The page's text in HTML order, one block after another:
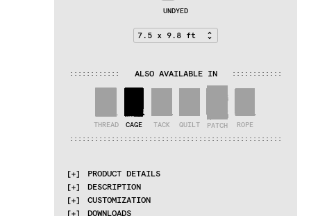
UNDYED
: : : : : : : : : : : : ALSO AVAILABLE IN : : : : : : : : : : : :
THREAD CAGE TACK QUILT PATCH
ROPE
: : : : : : : : : : : : : : : : : : : : : : : : : : : : : : : : : : : : : : : : : : : : : : : : : : :
PRODUCT DETAILS
MATERIALS
Himalayan wool and pure silk
DESCRIPTION
British designer
CUSTOMIZATION
DOWNLOADS